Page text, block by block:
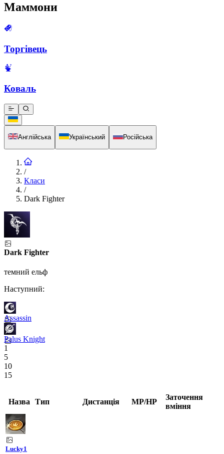
Маммони
Торгівець
Коваль
Англійська Український Російська
/
Класи
/
Dark Fighter
Dark Fighter
темний ельф
Наступний:
Assassin
Palus Knight
1
5
10
15
Назва Тип Дистанція MP/HP
Заточення
вміння
Lucky1